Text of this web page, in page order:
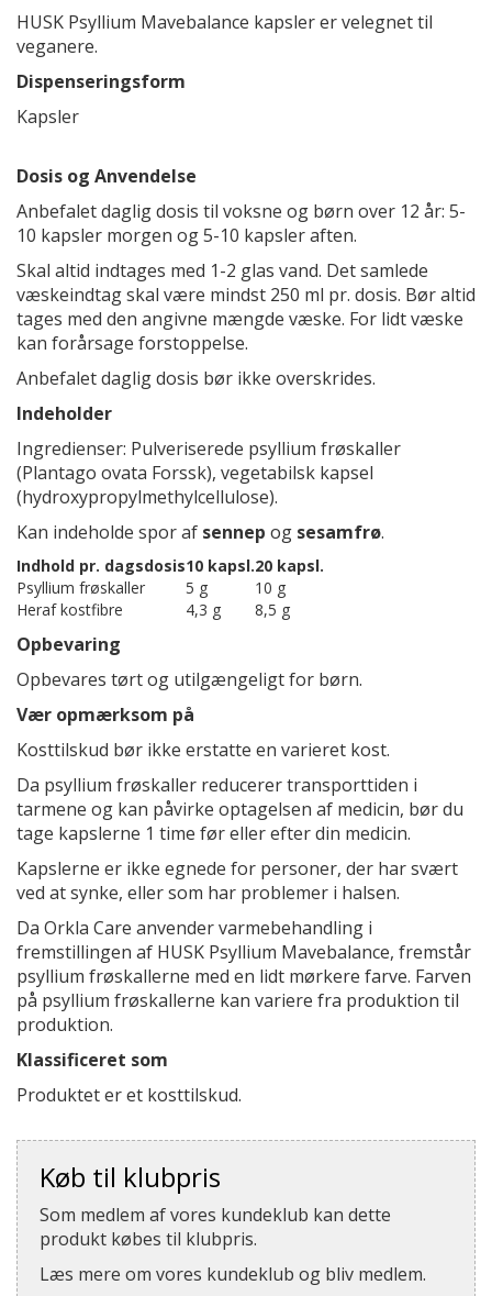
HUSK Psyllium Mavebalance kapsler er velegnet til
veganere.
Dispenseringsform
Kapsler
Dosis og Anvendelse
Anbefalet daglig dosis til voksne og børn over 12 år: 5-
10 kapsler morgen og 5-10 kapsler aften.
Skal altid indtages med 1-2 glas vand. Det samlede
væskeindtag skal være mindst 250 ml pr. dosis. Bør altid
tages med den angivne mængde væske. For lidt væske
kan forårsage forstoppelse.
Anbefalet daglig dosis bør ikke overskrides.
Indeholder
Ingredienser: Pulveriserede psyllium frøskaller
(Plantago ovata Forssk), vegetabilsk kapsel
(hydroxypropylmethylcellulose).
Kan indeholde spor af sennep og sesamfrø.
Indhold pr. dagsdosis10 kapsl.20 kapsl.
Psyllium frøskaller
5 g
10 g
Heraf kostfibre
4,3 g 8,5 g
Opbevaring
Opbevares tørt og utilgængeligt for børn.
Vær opmærksom på
Kosttilskud bør ikke erstatte en varieret kost.
Da psyllium frøskaller reducerer transporttiden i
tarmene og kan påvirke optagelsen af medicin, bør du
tage kapslerne 1 time før eller efter din medicin.
Kapslerne er ikke egnede for personer, der har svært
ved at synke, eller som har problemer i halsen.
Da Orkla Care anvender varmebehandling i
fremstillingen af HUSK Psyllium Mavebalance, fremstår
psyllium frøskallerne med en lidt mørkere farve. Farven
på psyllium frøskallerne kan variere fra produktion til
produktion.
Klassificeret som
Produktet er et kosttilskud.
Køb til klubpris
Som medlem af vores kundeklub kan dette
produkt købes til klubpris.
Læs mere om vores kundeklub og bliv medlem.